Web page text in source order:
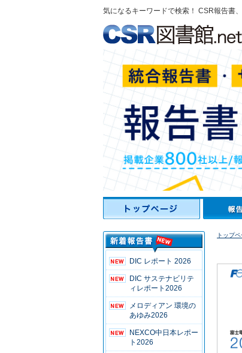
気になるキーワードで検索！ CSR報告書
DIC レポート 2026
DIC サステナビリテ
ィレポート2026
メロディアン 環境の
あゆみ2026
NEXCO中日本レポー
ト2026
トップペ